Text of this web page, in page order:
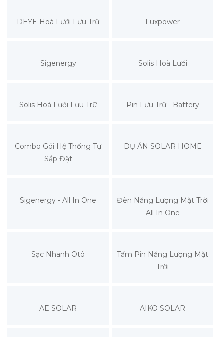
DEYE Hoà Lưới Lưu Trữ Luxpower
Sigenergy Solis Hoà Lưới
Solis Hoà Lưới Lưu Trữ Pin Lưu Trữ - Battery
Combo Gói Hệ Thống Tự
Sắp Đặt
DỰ ÁN SOLAR HOME
Sigenergy - All In One
Đèn Năng Lượng Mặt Trời
All In One
Sạc Nhanh Otô
Tấm Pin Năng Lượng Mặt
Trời
AE SOLAR AIKO SOLAR